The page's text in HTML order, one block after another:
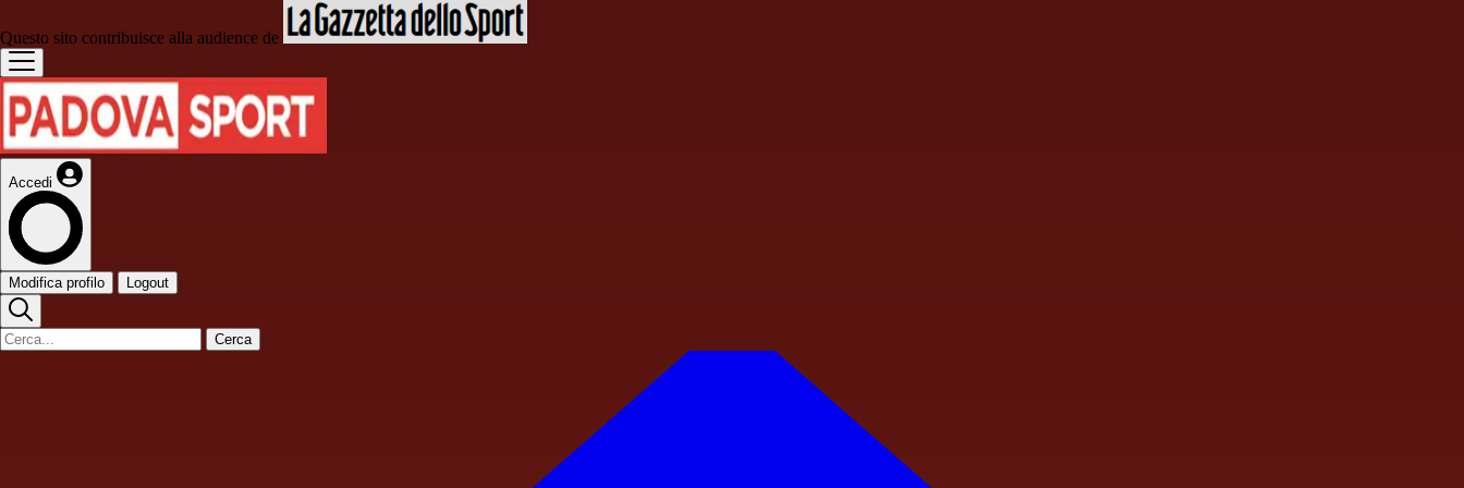
Questo sito contribuisce alla audience de
Accedi
Modifica profilo Logout
Cerca